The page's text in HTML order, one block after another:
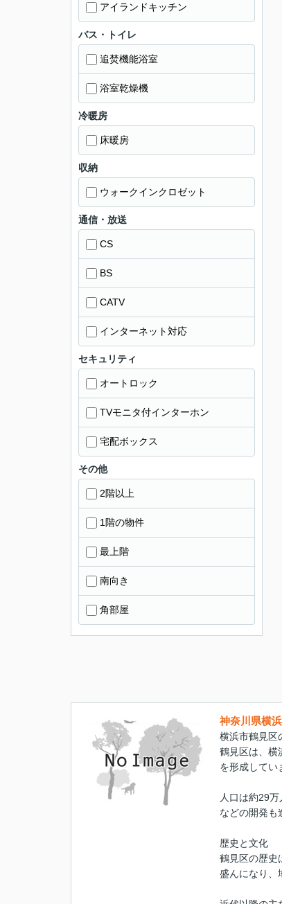
アイランドキッチン
バス・トイレ
追焚機能浴室
浴室乾燥機
冷暖房
床暖房
収納
ウォークインクロゼット
通信・放送
CS
BS
CATV
インターネット対応
セキュリティ
オートロック
TVモニタ付インターホン
宅配ボックス
その他
2階以上
1階の物件
最上階
南向き
角部屋
神奈川県横
横浜市鶴見区
鶴見区は、横
を形成してい
人口は約29
などの開発も
歴史と文化
鶴見区の歴史
盛んになり、